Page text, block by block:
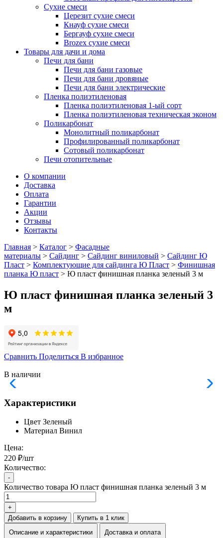
Сухие смеси
Церезит сухие смеси
Кнауф сухие смеси
Бергауф сухие смеси
Brozex сухие смеси
Товары для дачи и дома
Печи для бани
Печи для бани газовые
Печи для бани дровяные
Печи для бани электрические
Пленка полиэтиленовая
Пленка полиэтиленовая 1-ый сорт
Пленка полиэтиленовая техническая эконом
Поликарбонат
Монолитный поликарбонат
Профилированный поликарбонат
Сотовый поликарбонат
Печи отопительные
О компании
Доставка
Оплата
Гарантии
Акции
Отзывы
Контакты
Главная > Каталог > Фасадные
материалы > Сайдинг > Сайдинг виниловый > Сайдинг Ю
Пласт > Комплектующие для сайдинга Ю Пласт > Финишная
планка Ю пласт > Ю пласт финишная планка зеленый 3 м
Ю пласт финишная планка зеленый 3
м
Сравнить Поделиться В избранное
В наличии
Характеристики
Цвет Зеленый
Материал Винил
Цена:
220 ₽/шт
Количество:
-
Количество товара Ю пласт финишная планка зеленый 3 м
+
Добавить в корзину
Купить в 1 клик
Описание и характеристики
Доставка и оплата